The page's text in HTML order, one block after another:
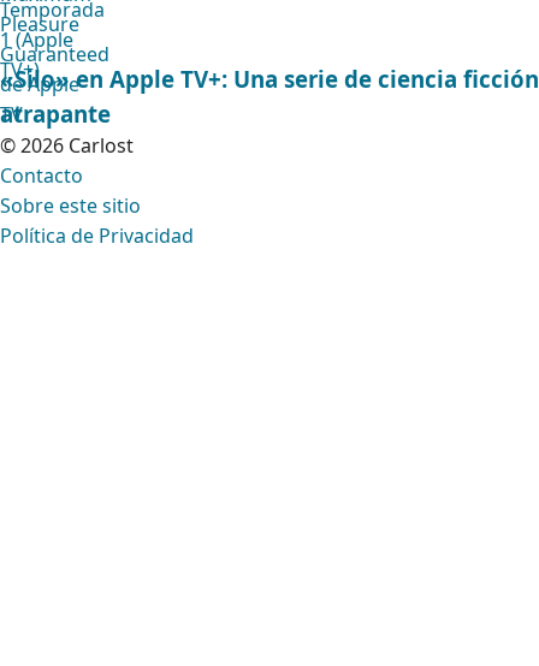
«Silo» en Apple TV+: Una serie de ciencia ficción
atrapante
© 2026 Carlost
Contacto
Sobre este sitio
Política de Privacidad